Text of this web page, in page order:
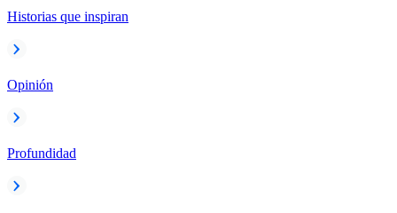
Historias que inspiran
Opinión
Profundidad